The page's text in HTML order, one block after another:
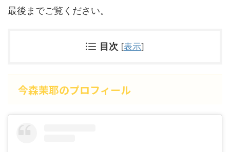
最後までご覧ください。
目次 [表示]
今森茉耶のプロフィール